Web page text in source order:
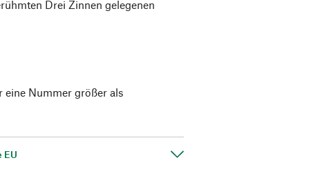
Drei Zinnen gelegenen
eine Nummer größer als
EU